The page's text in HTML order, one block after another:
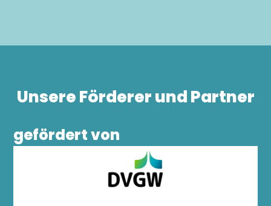
Unsere Förderer und Partner
gefördert von